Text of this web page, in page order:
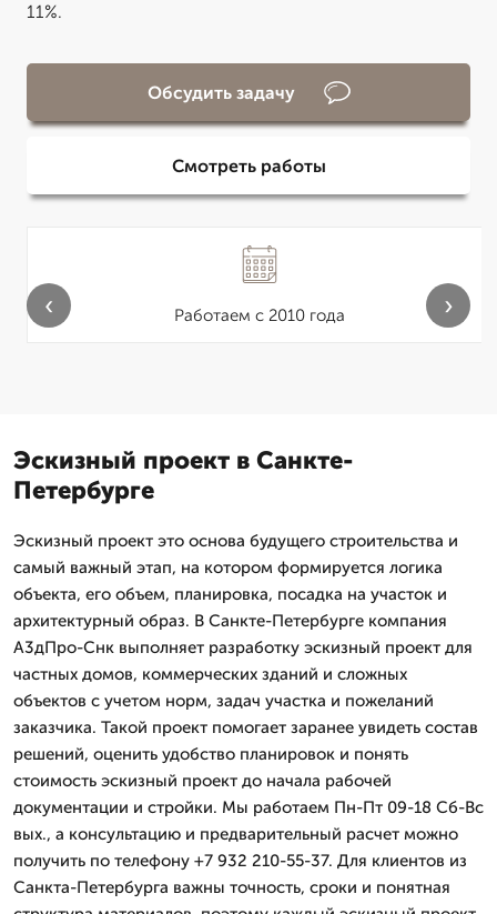
11%.
Обсудить задачу
Смотреть работы
Работаем с 2010 года
‹ ›
Эскизный проект в Санкте-
Петербурге
Эскизный проект это основа будущего строительства и
самый важный этап, на котором формируется логика
объекта, его объем, планировка, посадка на участок и
архитектурный образ. В Санкте-Петербурге компания
А3дПро-Снк выполняет разработку эскизный проект для
частных домов, коммерческих зданий и сложных
объектов с учетом норм, задач участка и пожеланий
заказчика. Такой проект помогает заранее увидеть состав
решений, оценить удобство планировок и понять
стоимость эскизный проект до начала рабочей
документации и стройки. Мы работаем Пн-Пт 09-18 Сб-Вс
вых., а консультацию и предварительный расчет можно
получить по телефону +7 932 210-55-37. Для клиентов из
Санкта-Петербурга важны точность, сроки и понятная